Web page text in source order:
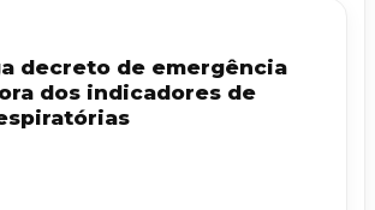
decreto de emergência
dos indicadores de